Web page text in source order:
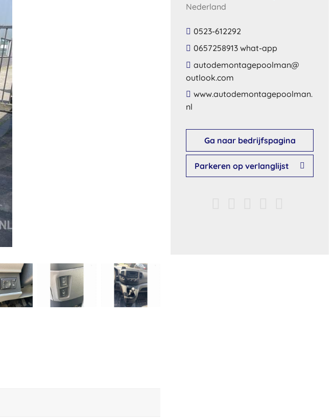
Nederland
0523-612292
0657258913 what-app
​autodemontagepoolman​@​
outlook​.​com​
​www​.​autodemontagepoolman​.​
nl​
Ga naar bedrijfspagina
Parkeren op verlanglijst